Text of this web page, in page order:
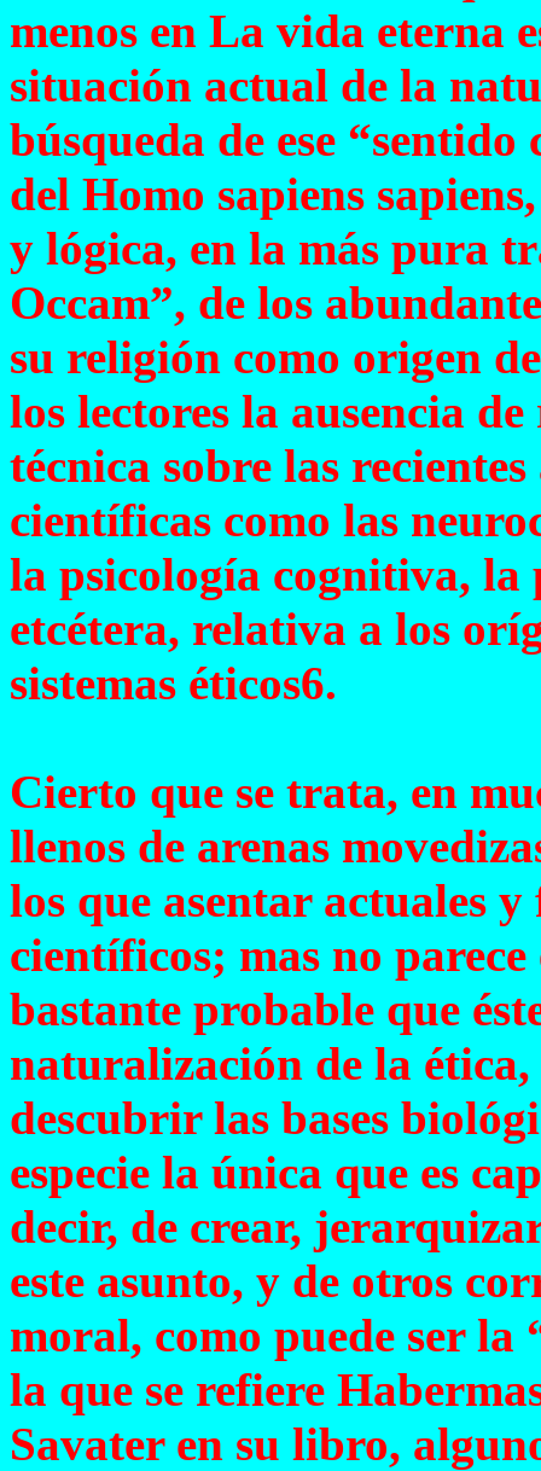
menos en La vida eterna
situación actual de la
búsqueda de ese
del Homo sapiens
y lógica, en la más pura
Occam”, de los
su religión como origen
los lectores la ausencia
técnica sobre las
científicas como las
la psicología cognitiva, la
etcétera, relativa a los
sistemas éticos6.
Cierto que se trata, en
llenos de arenas
los que asentar actuales
científicos; mas no
bastante probable que
naturalización de la
descubrir las bases
especie la única que es
decir, de crear,
este asunto, y de otros
moral, como puede ser
la que se refiere
Savater en su libro,